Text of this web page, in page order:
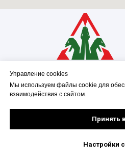
Управление cookies
Мы используем файлы cookie для
взаимодействия с сайтом.
Принять
Настройки
Свяжитесь с
mail@grnh.ru